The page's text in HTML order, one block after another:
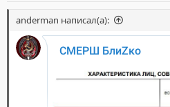
anderman написал(а):